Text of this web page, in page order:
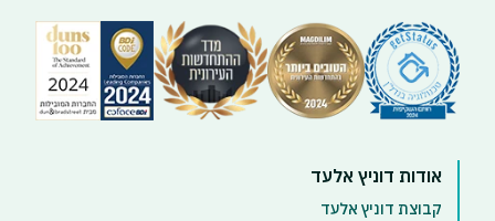
אודות דוניץ אלעד
קבוצת דוניץ אלעד